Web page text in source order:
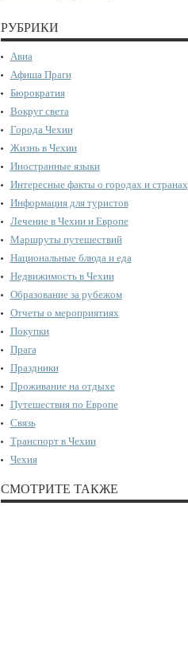
РУБРИКИ
Авиа
Афиша Праги
Бюрократия
Вокруг света
Города Чехии
Жизнь в Чехии
Иностранные языки
Интересные факты о городах и странах
Информация для туристов
Лечение в Чехии и Европе
Маршруты путешествий
Национальные блюда и еда
Недвижимость в Чехии
Образование за рубежом
Отчеты о мероприятиях
Покупки
Прага
Праздники
Проживание на отдыхе
Путешествия по Европе
Связь
Транспорт в Чехии
Чехия
СМОТРИТЕ ТАКЖЕ